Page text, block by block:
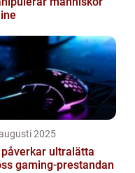
2025
påverkar ultralätta
gaming-prestandan